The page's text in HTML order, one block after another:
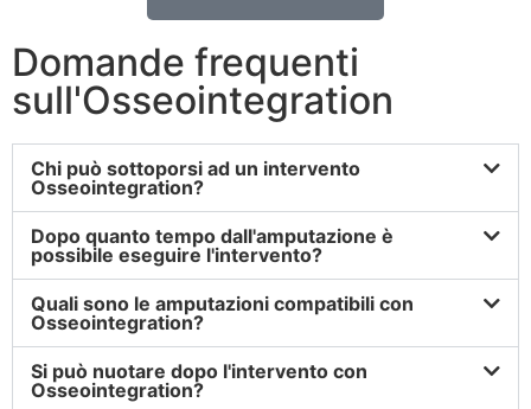
Domande frequenti
sull'Osseointegration
Chi può sottoporsi ad un intervento
Osseointegration?
Dopo quanto tempo dall'amputazione è
possibile eseguire l'intervento?
Quali sono le amputazioni compatibili con
Osseointegration?
Si può nuotare dopo l'intervento con
Osseointegration?